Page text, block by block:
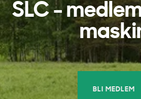
SLC -
BLI MEDLEM